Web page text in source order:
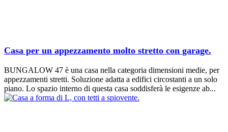
Casa per un appezzamento molto stretto con garage.
BUNGALOW 47 è una casa nella categoria dimensioni medie, per
appezzamenti stretti. Soluzione adatta a edifici circostanti a un solo
piano. Lo spazio interno di questa casa soddisferà le esigenze ab...